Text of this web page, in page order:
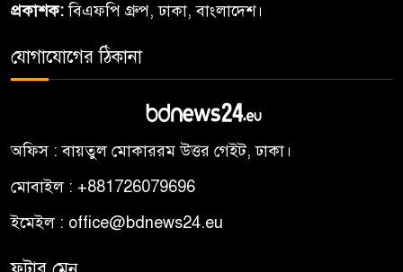
প্রকাশক:বিএফপি গ্রুপ, ঢাকা, বাংলাদেশ।
যোগাযোগের ঠিকানা
অফিস : বায়তুল মোকাররম উত্তর গেইট, ঢাকা।
মোবাইল : +881726079696
ইমেইল : office@bdnews24.eu